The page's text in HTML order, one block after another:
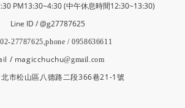
PM13:30~4:30 (中午休息時間12:30~13:30)
Line ID / @g27787625
27787625,phone / 0958636611
/ magicchuchu@gmail.com
市松山區八德路二段366巷21-1號